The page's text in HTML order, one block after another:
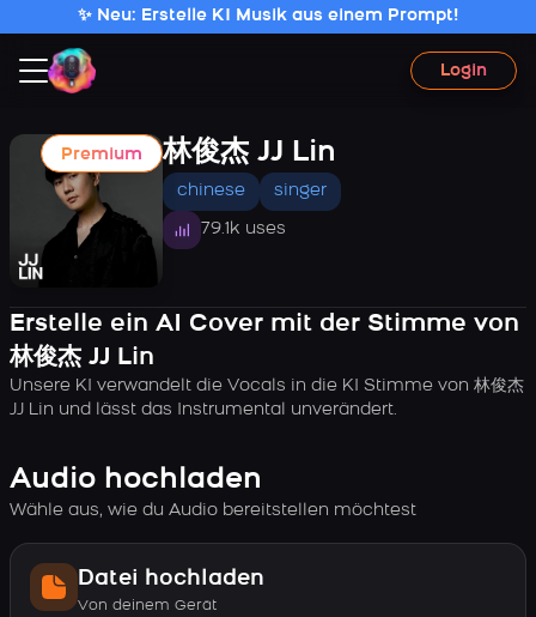
✨ Neu: Erstelle KI Musik aus einem Prompt!
Login
Premium 林俊杰 JJ Lin
chinese singer
79.1k uses
Erstelle ein AI Cover mit der Stimme von
林俊杰 JJ Lin
Unsere KI verwandelt die Vocals in die KI Stimme von 林俊杰
JJ Lin und lässt das Instrumental unverändert.
Audio hochladen
Wähle aus, wie du Audio bereitstellen möchtest
Datei hochladen
Von deinem Gerät